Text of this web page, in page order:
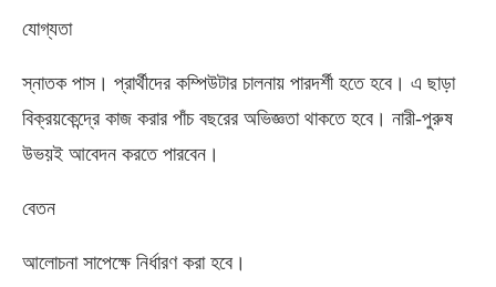
যোগ্যতা
স্নাতক পাস। প্রার্থীদের কম্পিউটার চালনায় পারদর্শী হতে হবে। এ ছাড়া
বিক্রয়কেন্দ্রে কাজ করার পাঁচ বছরের অভিজ্ঞতা থাকতে হবে। নারী-পুরুষ
উভয়ই আবেদন করতে পারবেন।
বেতন
আলোচনা সাপেক্ষে নির্ধারণ করা হবে।